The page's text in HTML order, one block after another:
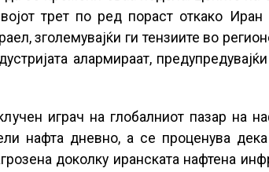
трет по ред пораст откако
зголемувајќи ги тензиите во
алармираат,
играч на глобалниот пазар на
нафта дневно, а се проценува
доколку иранската нафтена